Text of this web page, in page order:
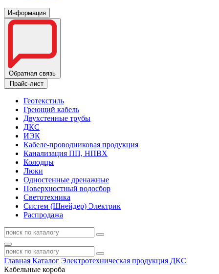
Информация
Обратная связь
Прайс-лист
Геотекстиль
Греющий кабель
Двухстенные трубы
ДКС
ИЭК
Кабеле-проводниковая продукция
Канализация ПП, НПВХ
Колодцы
Люки
Одностенные дренажные
Поверхностный водосбор
Светотехника
Систем (Шнейдер) Электрик
Распродажа
Главная Каталог Электротехническая продукция ДКС
Кабельные короба